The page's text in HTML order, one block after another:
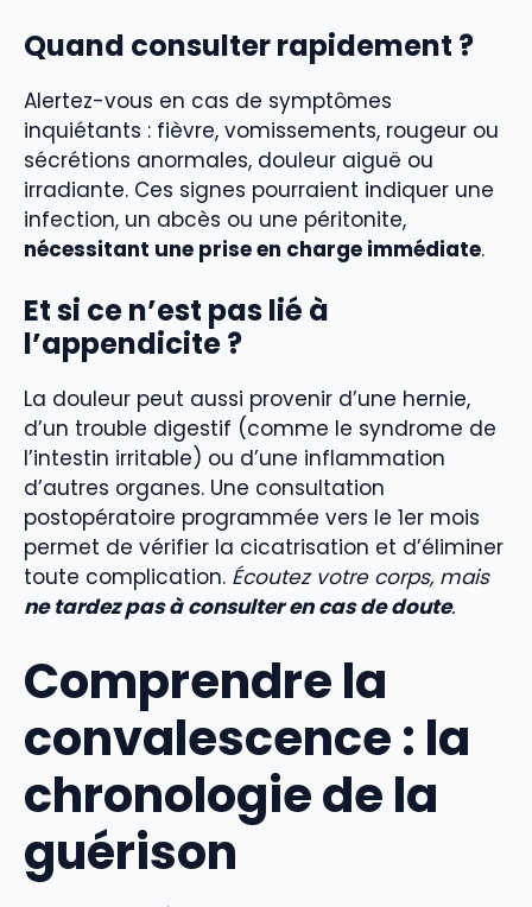
Quand consulter rapidement ?
Alertez-vous en cas de symptômes
inquiétants : fièvre, vomissements, rougeur ou
sécrétions anormales, douleur aiguë ou
irradiante. Ces signes pourraient indiquer une
infection, un abcès ou une péritonite,
nécessitant une prise en charge immédiate.
Et si ce n’est pas lié à
l’appendicite ?
La douleur peut aussi provenir d’une hernie,
d’un trouble digestif (comme le syndrome de
l’intestin irritable) ou d’une inflammation
d’autres organes. Une consultation
postopératoire programmée vers le 1er mois
permet de vérifier la cicatrisation et d’éliminer
toute complication. Écoutez votre corps, mais
ne tardez pas à consulter en cas de doute.
Comprendre la
convalescence : la
chronologie de la
guérison